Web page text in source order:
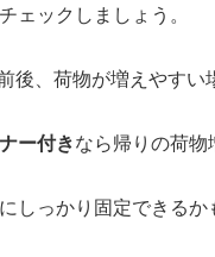
ェックしましょう。
後、荷物が増えやすい
ー付きなら帰りの荷物
しっかり固定できるか